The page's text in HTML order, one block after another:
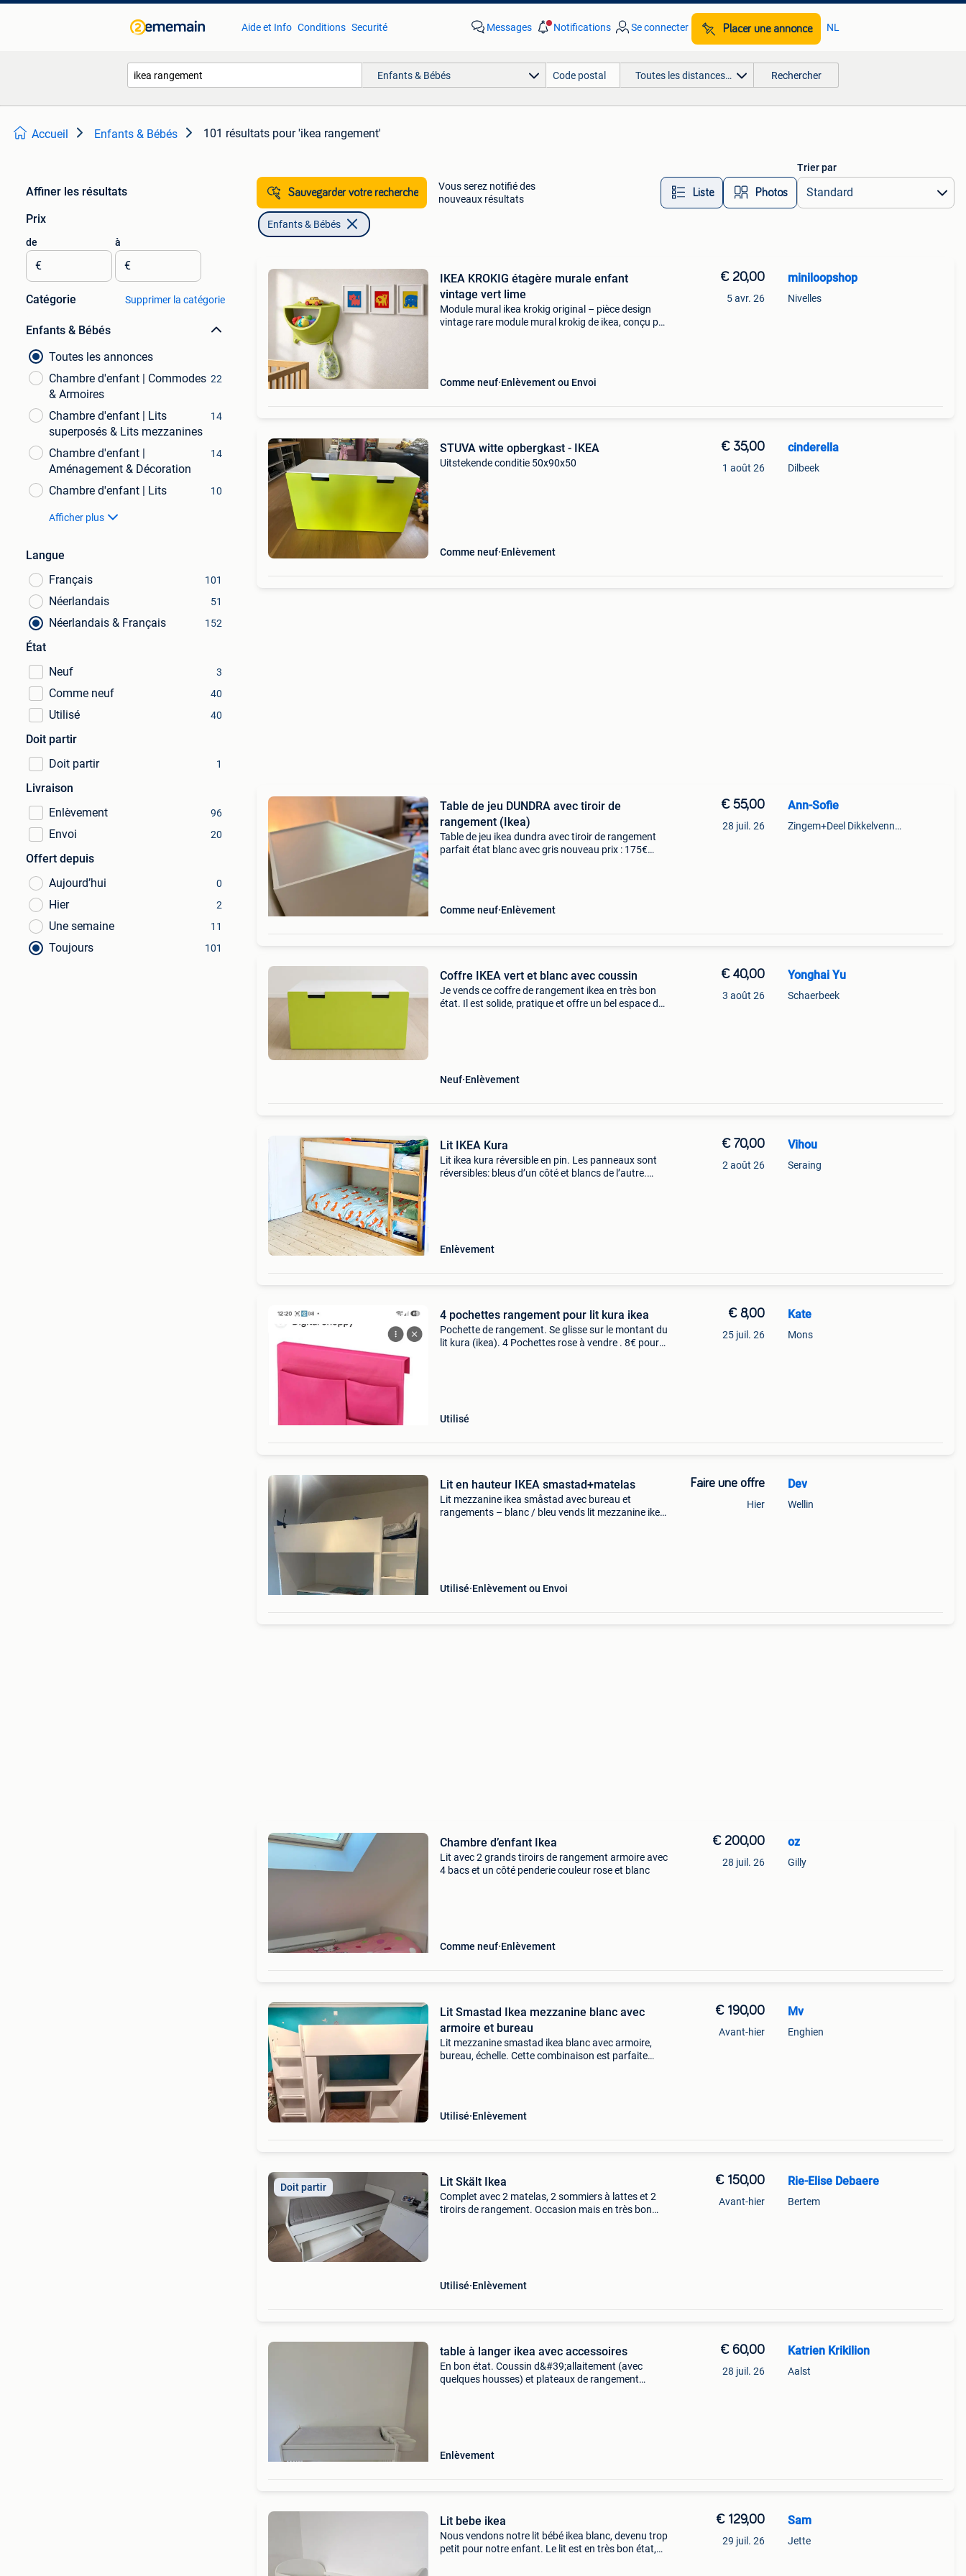
Aide et Info Conditions Securité Messages Notifications Se connecter Placer une annonce NL
Enfants & Bébés Toutes les distances… Rechercher
Accueil Enfants & Bébés 101 résultats pour 'ikea rangement'
Affiner les résultats
Prix
de
€
à
€
Catégorie Supprimer la catégorie
Enfants & Bébés
Toutes les annonces
Chambre d'enfant | Commodes
& Armoires
22
Chambre d'enfant | Lits
superposés & Lits mezzanines
14
Chambre d'enfant |
Aménagement & Décoration
14
Chambre d'enfant | Lits 10
Afficher plus
Langue
Français
101
Néerlandais 51
Néerlandais & Français 152
État
Neuf
3
Comme neuf 40
Utilisé 40
Doit partir
Doit partir
1
Livraison
Enlèvement
96
Envoi 20
Offert depuis
Aujourd’hui
0
Hier 2
Une semaine 11
Toujours 101
Sauvegarder votre recherche
Vous serez notifié des
nouveaux résultats
Liste Photos
Trier par
Enfants & Bébés
IKEA KROKIG étagère murale enfant
vintage vert lime
Module mural ikea krokig original – pièce design
vintage rare module mural krokig de ikea, conçu par
Comme neuf Enlèvement ou Envoi
€ 20,00
5 avr. 26
miniloopshop
Nivelles
STUVA witte opbergkast - IKEA
Uitstekende conditie 50x90x50
Comme neuf Enlèvement
€ 35,00
1 août 26
cinderella
Dilbeek
Table de jeu DUNDRA avec tiroir de
rangement (Ikea)
Table de jeu ikea dundra avec tiroir de rangement
parfait état blanc avec gris nouveau prix : 175€
Comme neuf Enlèvement
€ 55,00
28 juil. 26
Ann-Sofie
Zingem+Deel Dikkelvenne En Nederzwalm-Hermelgem
Coffre IKEA vert et blanc avec coussin
Je vends ce coffre de rangement ikea en très bon
état. Il est solide, pratique et offre un bel espace de
Neuf Enlèvement
€ 40,00
3 août 26
Yonghai Yu
Schaerbeek
Lit IKEA Kura
Lit ikea kura réversible en pin. Les panneaux sont
réversibles: bleus d’un côté et blancs de l’autre.
Enlèvement
€ 70,00
2 août 26
Vihou
Seraing
4 pochettes rangement pour lit kura ikea
Pochette de rangement. Se glisse sur le montant du
lit kura (ikea). 4 Pochettes rose à vendre . 8€ pour
Utilisé
€ 8,00
25 juil. 26
Kate
Mons
Lit en hauteur IKEA smastad+matelas
Lit mezzanine ikea småstad avec bureau et
rangements – blanc / bleu vends lit mezzanine ikea
Utilisé Enlèvement ou Envoi
Faire une offre
Hier
Dev
Wellin
Chambre d’enfant Ikea
Lit avec 2 grands tiroirs de rangement armoire avec
4 bacs et un côté penderie couleur rose et blanc
Comme neuf Enlèvement
€ 200,00
28 juil. 26
oz
Gilly
Lit Smastad Ikea mezzanine blanc avec
armoire et bureau
Lit mezzanine smastad ikea blanc avec armoire,
bureau, échelle. Cette combinaison est parfaite
Utilisé Enlèvement
€ 190,00
Avant-hier
Mv
Enghien
Doit partir Lit Skält Ikea
Complet avec 2 matelas, 2 sommiers à lattes et 2
tiroirs de rangement. Occasion mais en très bon
Utilisé Enlèvement
€ 150,00
Avant-hier
Rie-Elise Debaere
Bertem
table à langer ikea avec accessoires
En bon état. Coussin d&#39;allaitement (avec
quelques housses) et plateaux de rangement
Enlèvement
€ 60,00
28 juil. 26
Katrien Krikilion
Aalst
Lit bebe ikea
Nous vendons notre lit bébé ikea blanc, devenu trop
petit pour notre enfant. Le lit est en très bon état,
€ 129,00
29 juil. 26
Sam
Jette